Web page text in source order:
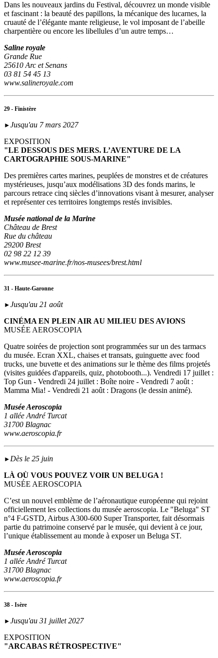
Dans les nouveaux jardins du Festival, découvrez un monde visible
et fascinant : la beauté des papillons, la mécanique des lucarnes, la
cruauté de l’élégante mante religieuse, le vol imposant de l’abeille
charpentière ou encore les libellules d’un autre temps…
Saline royale
Grande Rue
25610 Arc et Senans
03 81 54 45 13
www.salineroyale.com
29 - Finistère
► Jusqu'au 7 mars 2027
EXPOSITION
"LE DESSOUS DES MERS. L’AVENTURE DE LA
CARTOGRAPHIE SOUS-MARINE"
Des premières cartes marines, peuplées de monstres et de créatures
mystérieuses, jusqu’aux modélisations 3D des fonds marins, le
parcours retrace cinq siècles d’innovations visant à mesurer, analyser
et représenter ces territoires longtemps restés invisibles.
Musée national de la Marine
Château de Brest
Rue du château
29200 Brest
02 98 22 12 39
www.musee-marine.fr/nos-musees/brest.html
31 - Haute-Garonne
► Jusqu'au 21 août
CINÉMA EN PLEIN AIR AU MILIEU DES AVIONS
MUSÉE AEROSCOPIA
Quatre soirées de projection sont programmées sur un des tarmacs
du musée. Ecran XXL, chaises et transats, guinguette avec food
trucks, une buvette et des animations sur le thème des films projetés
(visites guidées d'appareils, quiz, photobooth...). Vendredi 17 juillet :
Top Gun - Vendredi 24 juillet : Boîte noire - Vendredi 7 août :
Mamma Mia! - Vendredi 21 août : Dragons (le dessin animé).
Musée Aeroscopia
1 allée André Turcat
31700 Blagnac
www.aeroscopia.fr
► Dès le 25 juin
LÀ OÙ VOUS POUVEZ VOIR UN BELUGA !
MUSÉE AEROSCOPIA
C’est un nouvel emblème de l’aéronautique européenne qui rejoint
officiellement les collections du musée aeroscopia. Le "Beluga" ST
n°4 F-GSTD, Airbus A300-600 Super Transporter, fait désormais
partie du patrimoine conservé par le musée, qui devient à ce jour,
l’unique établissement au monde à exposer un Beluga ST.
Musée Aeroscopia
1 allée André Turcat
31700 Blagnac
www.aeroscopia.fr
38 - Isère
► Jusqu'au 31 juillet 2027
EXPOSITION
"ARCABAS RÉTROSPECTIVE"